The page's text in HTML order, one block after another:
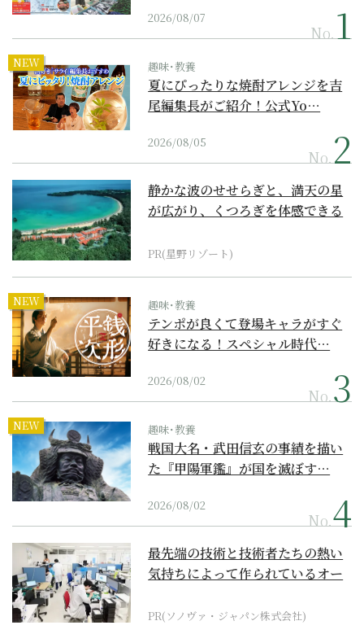
2026/08/07
No.
NEW 趣味･教養
夏にぴったりな焼酎アレンジを吉
尾編集長がご紹介！公式Yo…
2026/08/05
No.
静かな波のせせらぎと、満天の星
が広がり、くつろぎを体感できる
PR(星野リゾート)
NEW 趣味･教養
テンポが良くて登場キャラがすぐ
好きになる！スペシャル時代…
2026/08/02
No.
NEW 趣味･教養
戦国大名・武田信玄の事績を描い
た『甲陽軍鑑』が国を滅ぼす…
2026/08/02
No.
最先端の技術と技術者たちの熱い
気持ちによって作られているオー
PR(ソノヴァ・ジャパン株式会社)